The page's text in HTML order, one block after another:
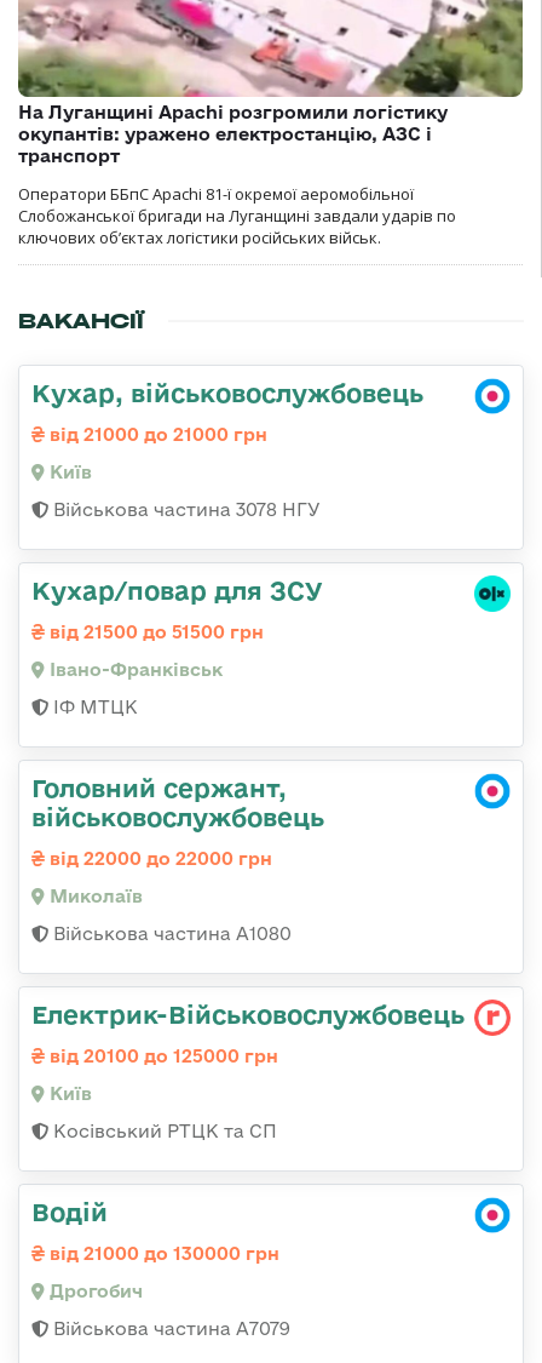
На Луганщині Apachi розгромили логістику
окупантів: уражено електростанцію, АЗС і
транспорт
Оператори ББпС Apachi 81-ї окремої аеромобільної
Слобожанської бригади на Луганщині завдали ударів по
ключових об’єктах логістики російських військ.
ВАКАНСІЇ
Кухар, військовослужбовець
від 21000 до 21000 грн
Київ
Військова частина 3078 НГУ
Кухар/повар для ЗСУ
від 21500 до 51500 грн
Івано-Франківськ
ІФ МТЦК
Головний сержант,
військовослужбовець
від 22000 до 22000 грн
Миколаїв
Військова частина А1080
Електрик-Військовослужбовець
від 20100 до 125000 грн
Київ
Косівський РТЦК та СП
Водій
від 21000 до 130000 грн
Дрогобич
Військова частина А7079